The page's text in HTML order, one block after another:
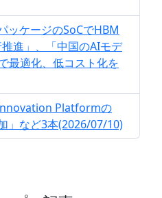
ッケージのSoCでHBM
進」、「中国のAIモデ
最適化、低コスト化を
Platformの
」など3本(2026/07/10)